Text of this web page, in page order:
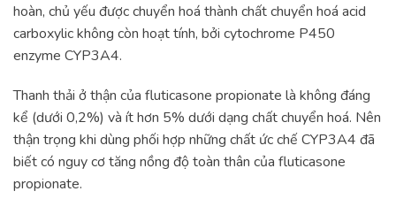
hoàn, chủ yếu được chuyển hoá thành chất chuyển hoá acid
carboxylic không còn hoạt tính, bởi cytochrome P450
enzyme CYP3A4.
Thanh thải ở thận của fluticasone propionate là không đáng
kể (dưới 0,2%) và ít hơn 5% dưới dạng chất chuyển hoá. Nên
thận trọng khi dùng phối hợp những chất ức chế CYP3A4 đã
biết có nguy cơ tăng nồng độ toàn thân của fluticasone
propionate.